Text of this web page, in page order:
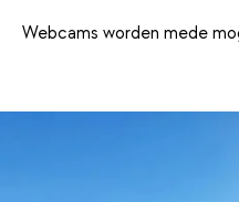
Webcams worden mede